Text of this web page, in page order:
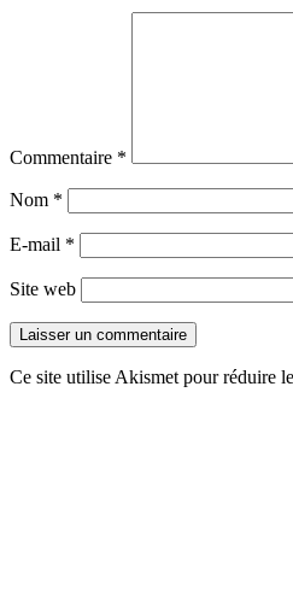
Commentaire *
Nom *
E-mail *
Site web
Ce site utilise Akismet pour réduire